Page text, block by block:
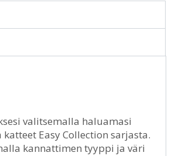
valitsemalla haluamasi
Easy Collection sarjasta.
kannattimen tyyppi ja väri